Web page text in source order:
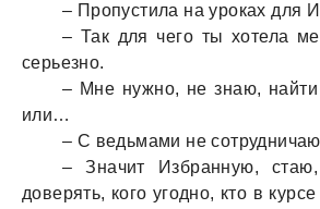
– Пропустила на уроках для
– Так для чего ты хотела
серьезно.
– Мне нужно, не знаю, найти
или…
– С ведьмами не
– Значит Избранную,
доверять, кого угодно, кто в